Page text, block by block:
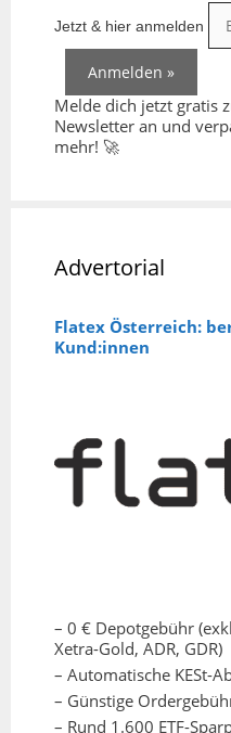
Jetzt & hier anmelden
Melde dich jetzt gratis
Newsletter an und
mehr! 🚀
Advertorial
Flatex Österreich:
Kund:innen
– 0 € Depotgebühr
Xetra-Gold, ADR, GDR)
– Automatische KESt-
– Günstige
– Rund 1.600 ETF-